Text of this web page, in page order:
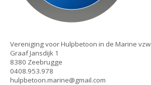
Vereniging voor Hulpbetoon in de Marine vzw
Graaf Jansdijk 1
8380 Zeebrugge
0408.953.978
hulpbetoon.marine@gmail.com